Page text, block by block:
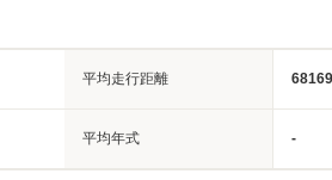
平均走行距離
平均年式 -